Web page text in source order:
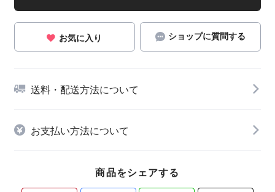
お気に入り ショップに質問する
送料・配送方法について
お支払い方法について
商品をシェアする